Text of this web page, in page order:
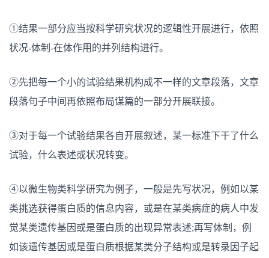
①结果一部分应当按科学研究状况的逻辑性开展进行，依照
状况-体制-在体作用的并列结构进行。
②先把每一个小的试验结果机构成不一样的文章段落，文章
段落句子中间再依照布局谋篇的一部分开展联接。
③对于每一个试验结果各自开展叙述，某一标准下干了什么
试验，什么表述或状况转变。
④以微生物类科学研究为例子，一般是先写状况，例如以某
类挑选获得蛋白质的信息内容，或是在某类病症的病人中发
觉某类遗传基因或是蛋白质的出现异常表述;再写体制，例
如该遗传基因或是蛋白质根据某类分子结构或是转录因子起